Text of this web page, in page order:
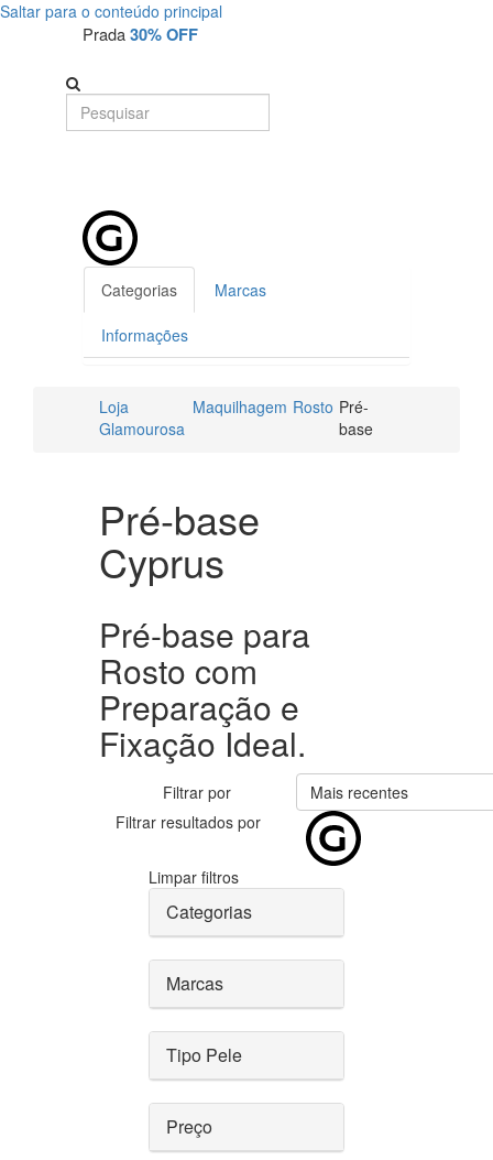
Saltar para o conteúdo principal
Prada30% OFF
Categorias Marcas
Informações
Loja
Glamourosa
Maquilhagem Rosto Pré-
base
Pré-base
Cyprus
Pré-base para
Rosto com
Preparação e
Fixação Ideal.
Filtrar por
Mais recentes
Filtrar resultados por
Limpar filtros
Categorias
Marcas
Tipo Pele
Preço